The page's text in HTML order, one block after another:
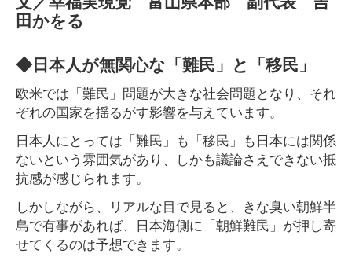
田かをる
◆日本人が無関心な「難民」と「移民」
欧米では「難民」問題が大きな社会問題となり、それ
ぞれの国家を揺るがす影響を与えています。
日本人にとっては「難民」も「移民」も日本には関係
ないという雰囲気があり、しかも議論さえできない抵
抗感が感じられます。
しかしながら、リアルな目で見ると、きな臭い朝鮮半
島で有事があれば、日本海側に「朝鮮難民」が押し寄
せてくるのは予想できます。